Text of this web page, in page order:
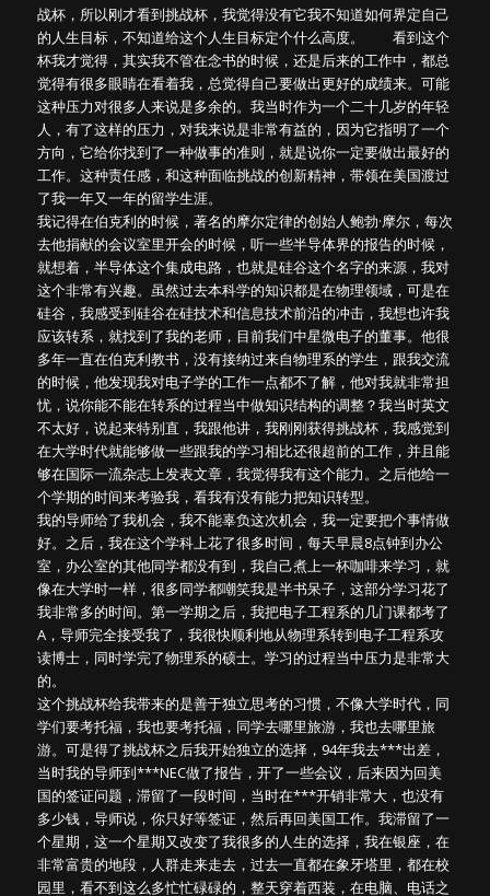
战杯，所以刚才看到挑战杯，我觉得没有它我不知道如何界定自己
的人生目标，不知道给这个人生目标定个什么高度。 看到这个
杯我才觉得，其实我不管在念书的时候，还是后来的工作中，都总
觉得有很多眼睛在看着我，总觉得自己要做出更好的成绩来。可能
这种压力对很多人来说是多余的。我当时作为一个二十几岁的年轻
人，有了这样的压力，对我来说是非常有益的，因为它指明了一个
方向，它给你找到了一种做事的准则，就是说你一定要做出最好的
工作。这种责任感，和这种面临挑战的创新精神，带领在美国渡过
了我一年又一年的留学生涯。
我记得在伯克利的时候，著名的摩尔定律的创始人鲍勃·摩尔，每次
去他捐献的会议室里开会的时候，听一些半导体界的报告的时候，
就想着，半导体这个集成电路，也就是硅谷这个名字的来源，我对
这个非常有兴趣。虽然过去本科学的知识都是在物理领域，可是在
硅谷，我感受到硅谷在硅技术和信息技术前沿的冲击，我想也许我
应该转系，就找到了我的老师，目前我们中星微电子的董事。他很
多年一直在伯克利教书，没有接纳过来自物理系的学生，跟我交流
的时候，他发现我对电子学的工作一点都不了解，他对我就非常担
忧，说你能不能在转系的过程当中做知识结构的调整？我当时英文
不太好，说起来特别直，我跟他讲，我刚刚获得挑战杯，我感觉到
在大学时代就能够做一些跟我的学习相比还很超前的工作，并且能
够在国际一流杂志上发表文章，我觉得我有这个能力。之后他给一
个学期的时间来考验我，看我有没有能力把知识转型。
我的导师给了我机会，我不能辜负这次机会，我一定要把个事情做
好。之后，我在这个学科上花了很多时间，每天早晨8点钟到办公
室，办公室的其他同学都没有到，我自己煮上一杯咖啡来学习，就
像在大学时一样，很多同学都嘲笑我是半书呆子，这部分学习花了
我非常多的时间。第一学期之后，我把电子工程系的几门课都考了
A，导师完全接受我了，我很快顺利地从物理系转到电子工程系攻
读博士，同时学完了物理系的硕士。学习的过程当中压力是非常大
的。
这个挑战杯给我带来的是善于独立思考的习惯，不像大学时代，同
学们要考托福，我也要考托福，同学去哪里旅游，我也去哪里旅
游。可是得了挑战杯之后我开始独立的选择，94年我去***出差，
当时我的导师到***NEC做了报告，开了一些会议，后来因为回美
国的签证问题，滞留了一段时间，当时在***开销非常大，也没有
多少钱，导师说，你只好等签证，然后再回美国工作。我滞留了一
个星期，这一个星期又改变了我很多的人生的选择，我在银座，在
非常富贵的地段，人群走来走去，过去一直都在象牙塔里，都在校
园里，看不到这么多忙忙碌碌的，整天穿着西装，在电脑、电话之